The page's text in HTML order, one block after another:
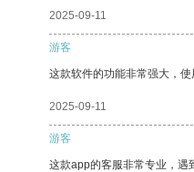
2025-09-11
游客
这款软件的功能非常强大，使
2025-09-11
游客
这款app的客服非常专业，遇